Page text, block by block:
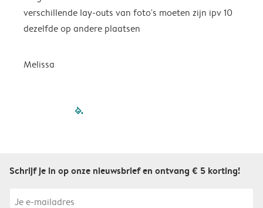
verschillende lay-outs van foto's moeten zijn ipv 10
dezelfde op andere plaatsen
Melissa
filled-pagination
Schrijf je in op onze nieuwsbrief en ontvang € 5 korting!